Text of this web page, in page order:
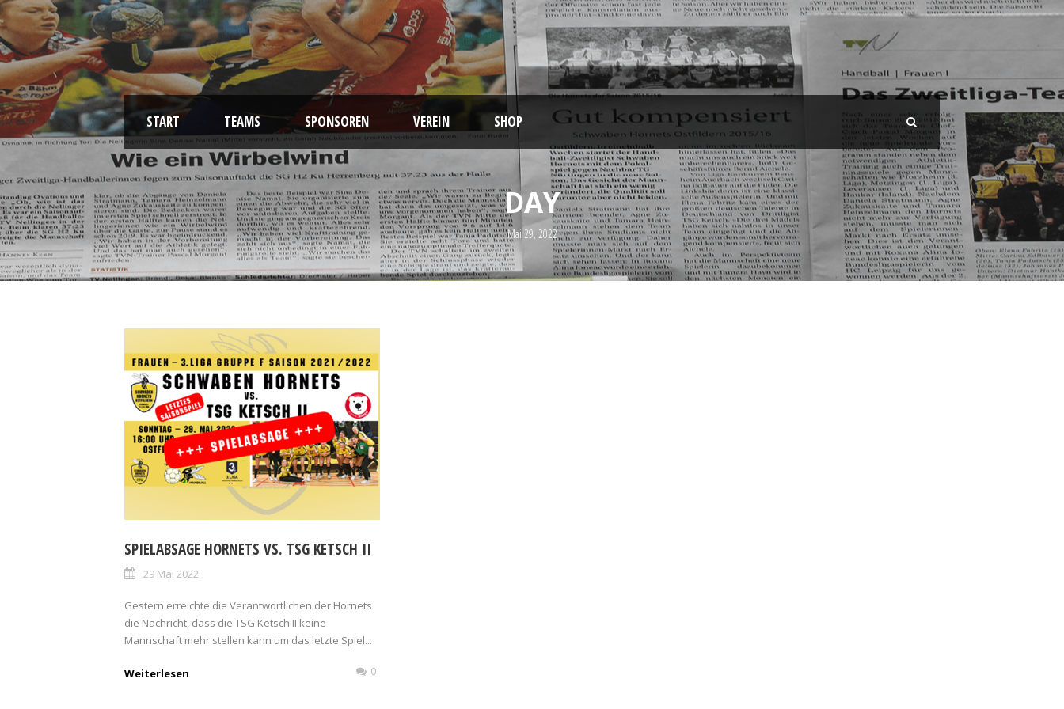
START TEAMS SPONSOREN VEREIN SHOP
DAY
Mai 29, 2022
SPIELABSAGE HORNETS VS. TSG KETSCH II
29 Mai 2022
Gestern erreichte die Verantwortlichen der Hornets
die Nachricht, dass die TSG Ketsch II keine
Mannschaft mehr stellen kann um das letzte Spiel...
Weiterlesen 0